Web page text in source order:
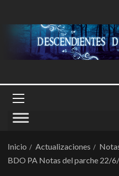
Inicio Actualizaciones
BDO PA Notas del parche 22/